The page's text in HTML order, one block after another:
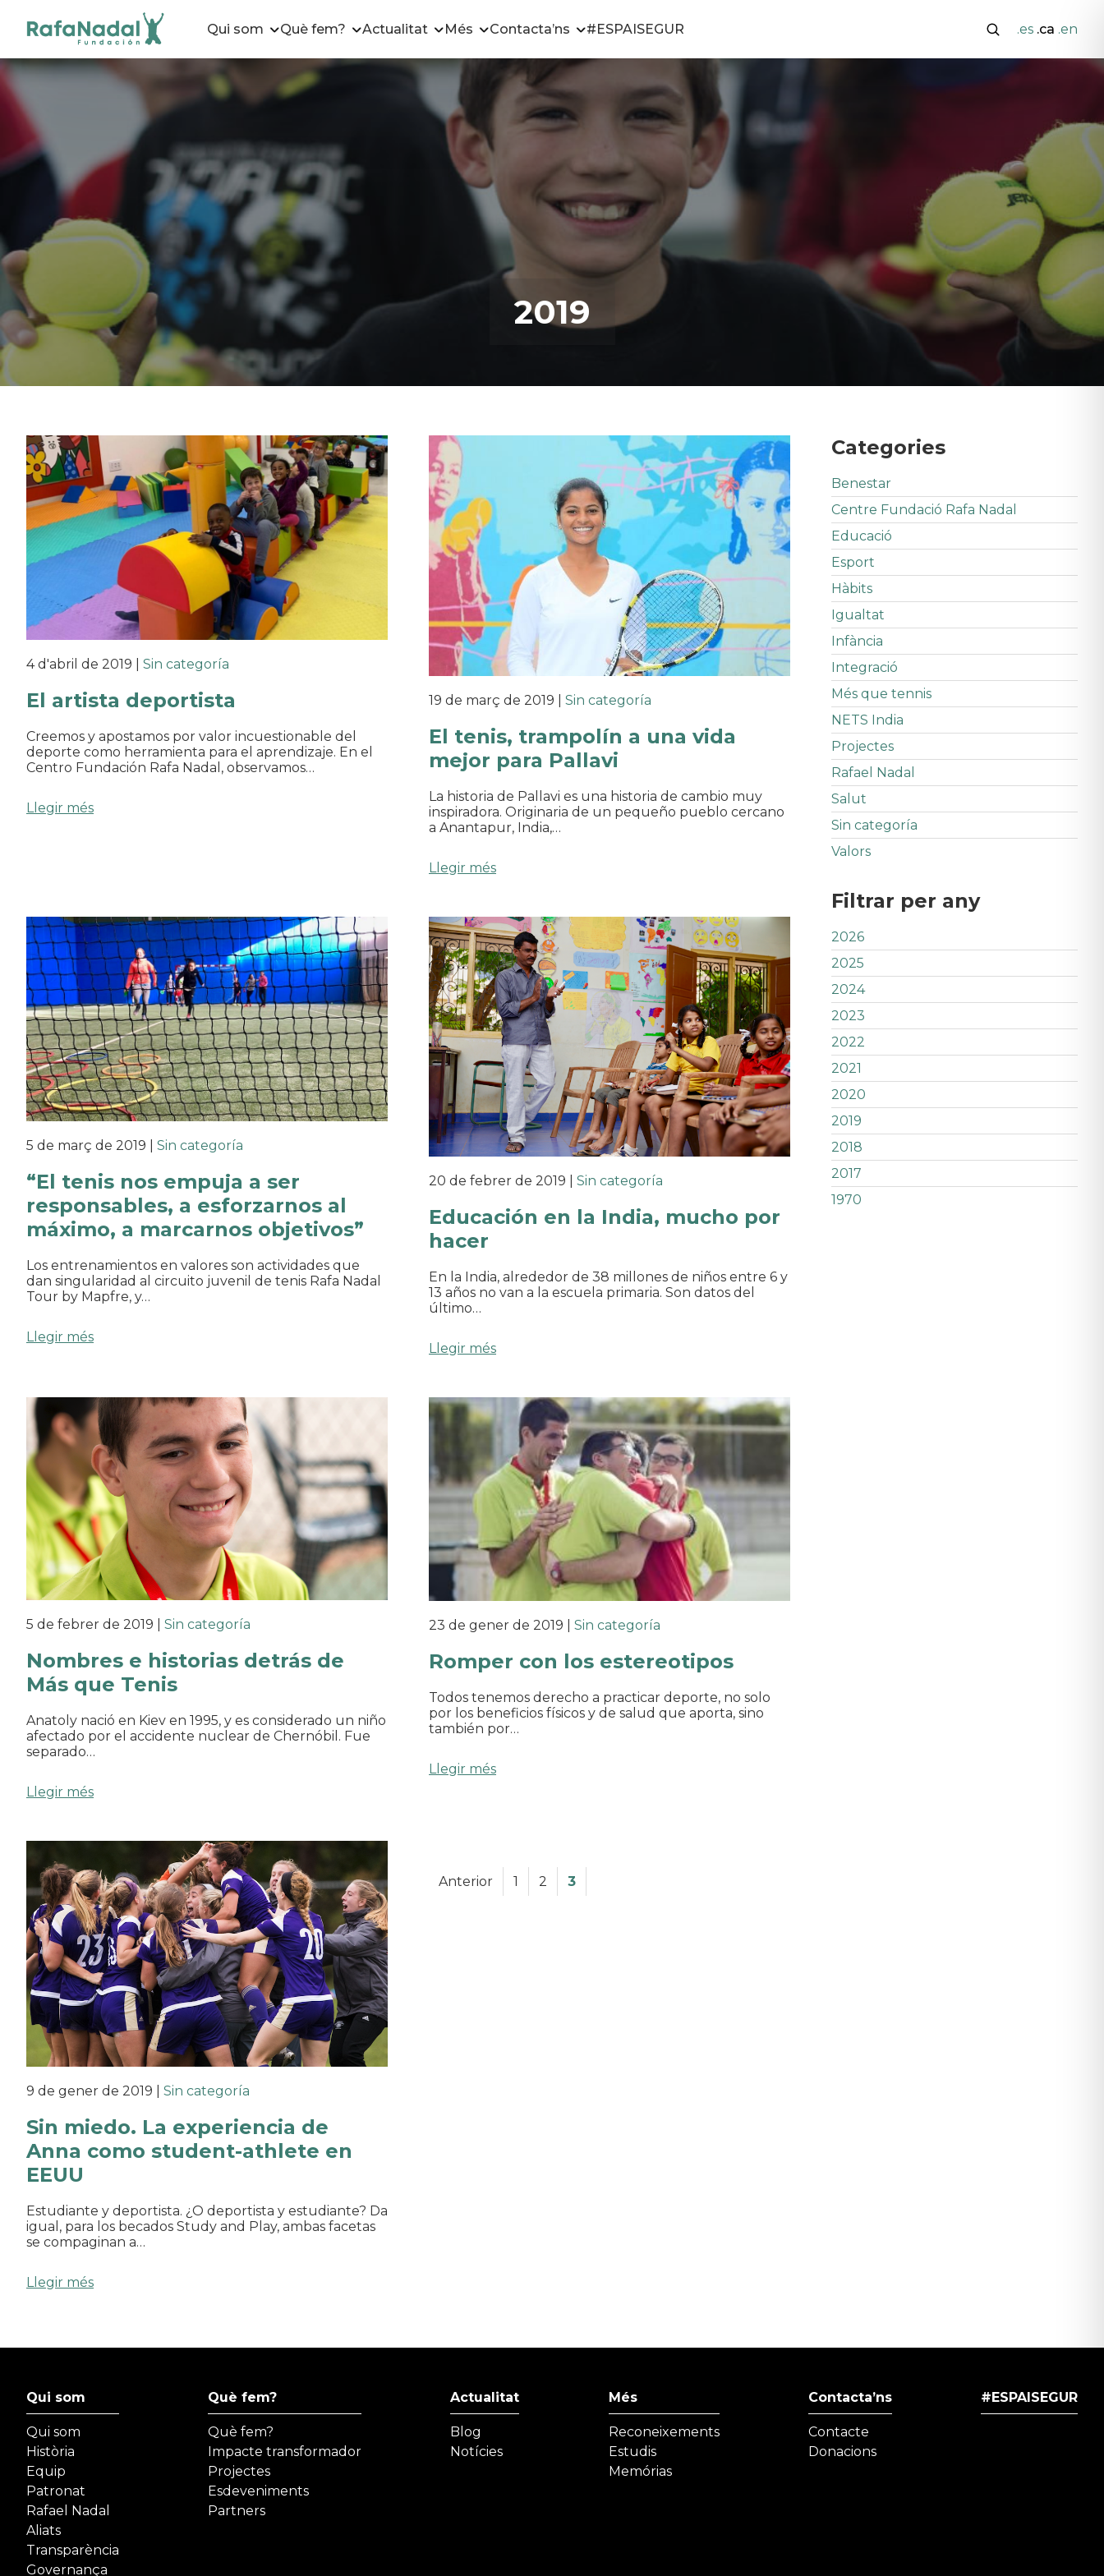
Qui som Què fem? Actualitat Més Contacta’ns #ESPAISEGUR .es .ca .en
2019
4 d'abril de 2019 Sin categoría
El artista deportista
Creemos y apostamos por valor incuestionable del
deporte como herramienta para el aprendizaje. En el
Centro Fundación Rafa Nadal, observamos…
Llegir més
19 de març de 2019 Sin categoría
El tenis, trampolín a una vida
mejor para Pallavi
La historia de Pallavi es una historia de cambio muy
inspiradora. Originaria de un pequeño pueblo cercano
a Anantapur, India,…
Llegir més
5 de març de 2019 Sin categoría
“El tenis nos empuja a ser
responsables, a esforzarnos al
máximo, a marcarnos objetivos”
Los entrenamientos en valores son actividades que
dan singularidad al circuito juvenil de tenis Rafa Nadal
Tour by Mapfre, y…
Llegir més
20 de febrer de 2019 Sin categoría
Educación en la India, mucho por
hacer
En la India, alrededor de 38 millones de niños entre 6 y
13 años no van a la escuela primaria. Son datos del
último…
Llegir més
5 de febrer de 2019 Sin categoría
Nombres e historias detrás de
Más que Tenis
Anatoly nació en Kiev en 1995, y es considerado un niño
afectado por el accidente nuclear de Chernóbil. Fue
separado…
Llegir més
23 de gener de 2019 Sin categoría
Romper con los estereotipos
Todos tenemos derecho a practicar deporte, no solo
por los beneficios físicos y de salud que aporta, sino
también por…
Llegir més
9 de gener de 2019 Sin categoría
Sin miedo. La experiencia de
Anna como student-athlete en
EEUU
Estudiante y deportista. ¿O deportista y estudiante? Da
igual, para los becados Study and Play, ambas facetas
se compaginan a…
Llegir més
Anterior 1 2 3
Categories
Benestar
Centre Fundació Rafa Nadal
Educació
Esport
Hàbits
Igualtat
Infància
Integració
Més que tennis
NETS India
Projectes
Rafael Nadal
Salut
Sin categoría
Valors
Filtrar per any
2026
2025
2024
2023
2022
2021
2020
2019
2018
2017
1970
Qui som
Qui som
Història
Equip
Patronat
Rafael Nadal
Aliats
Transparència
Governança
Què fem?
Què fem?
Impacte transformador
Projectes
Esdeveniments
Partners
Actualitat
Blog
Notícies
Més
Reconeixements
Estudis
Memórias
Contacta’ns
Contacte
Donacions
#ESPAISEGUR